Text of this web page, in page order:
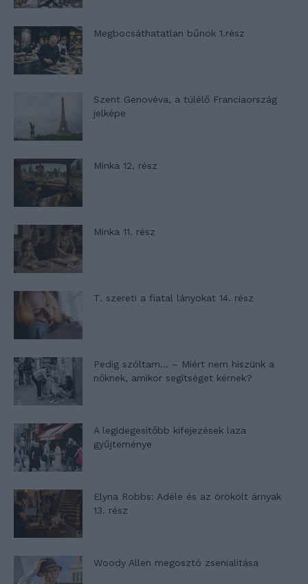
Megbocsáthatatlan bűnök 1.rész
Szent Genovéva, a túlélő Franciaország
jelképe
Minka 12. rész
Minka 11. rész
T. szereti a fiatal lányokat 14. rész
Pedig szóltam… – Miért nem hiszünk a
nőknek, amikor segítséget kérnek?
A legidegesítőbb kifejezések laza
gyűjteménye
Elyna Robbs: Adéle és az örökölt árnyak
13. rész
Woody Allen megosztó zsenialitása